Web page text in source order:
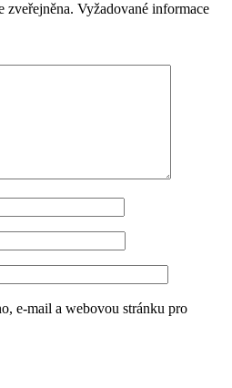
zveřejněna. Vyžadované informace
e-mail a webovou stránku pro